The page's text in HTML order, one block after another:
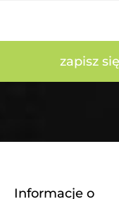
zapisz się
Informacje o